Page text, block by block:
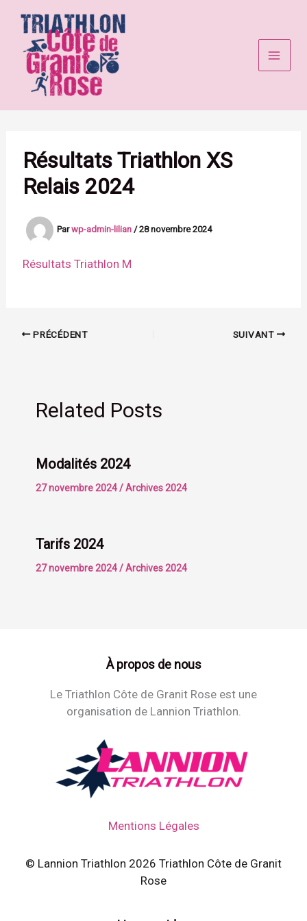
contenu
Résultats Triathlon XS
Relais 2024
Parwp-admin-lilian/28 novembre 2024
Résultats Triathlon M
PRÉCÉDENT SUIVANT
Related Posts
Modalités 2024
27 novembre 2024/Archives 2024
Tarifs 2024
27 novembre 2024/Archives 2024
À propos de nous
Le Triathlon Côte de Granit Rose est une
organisation de Lannion Triathlon.
Mentions Légales
© Lannion Triathlon 2026 Triathlon Côte de Granit
Rose